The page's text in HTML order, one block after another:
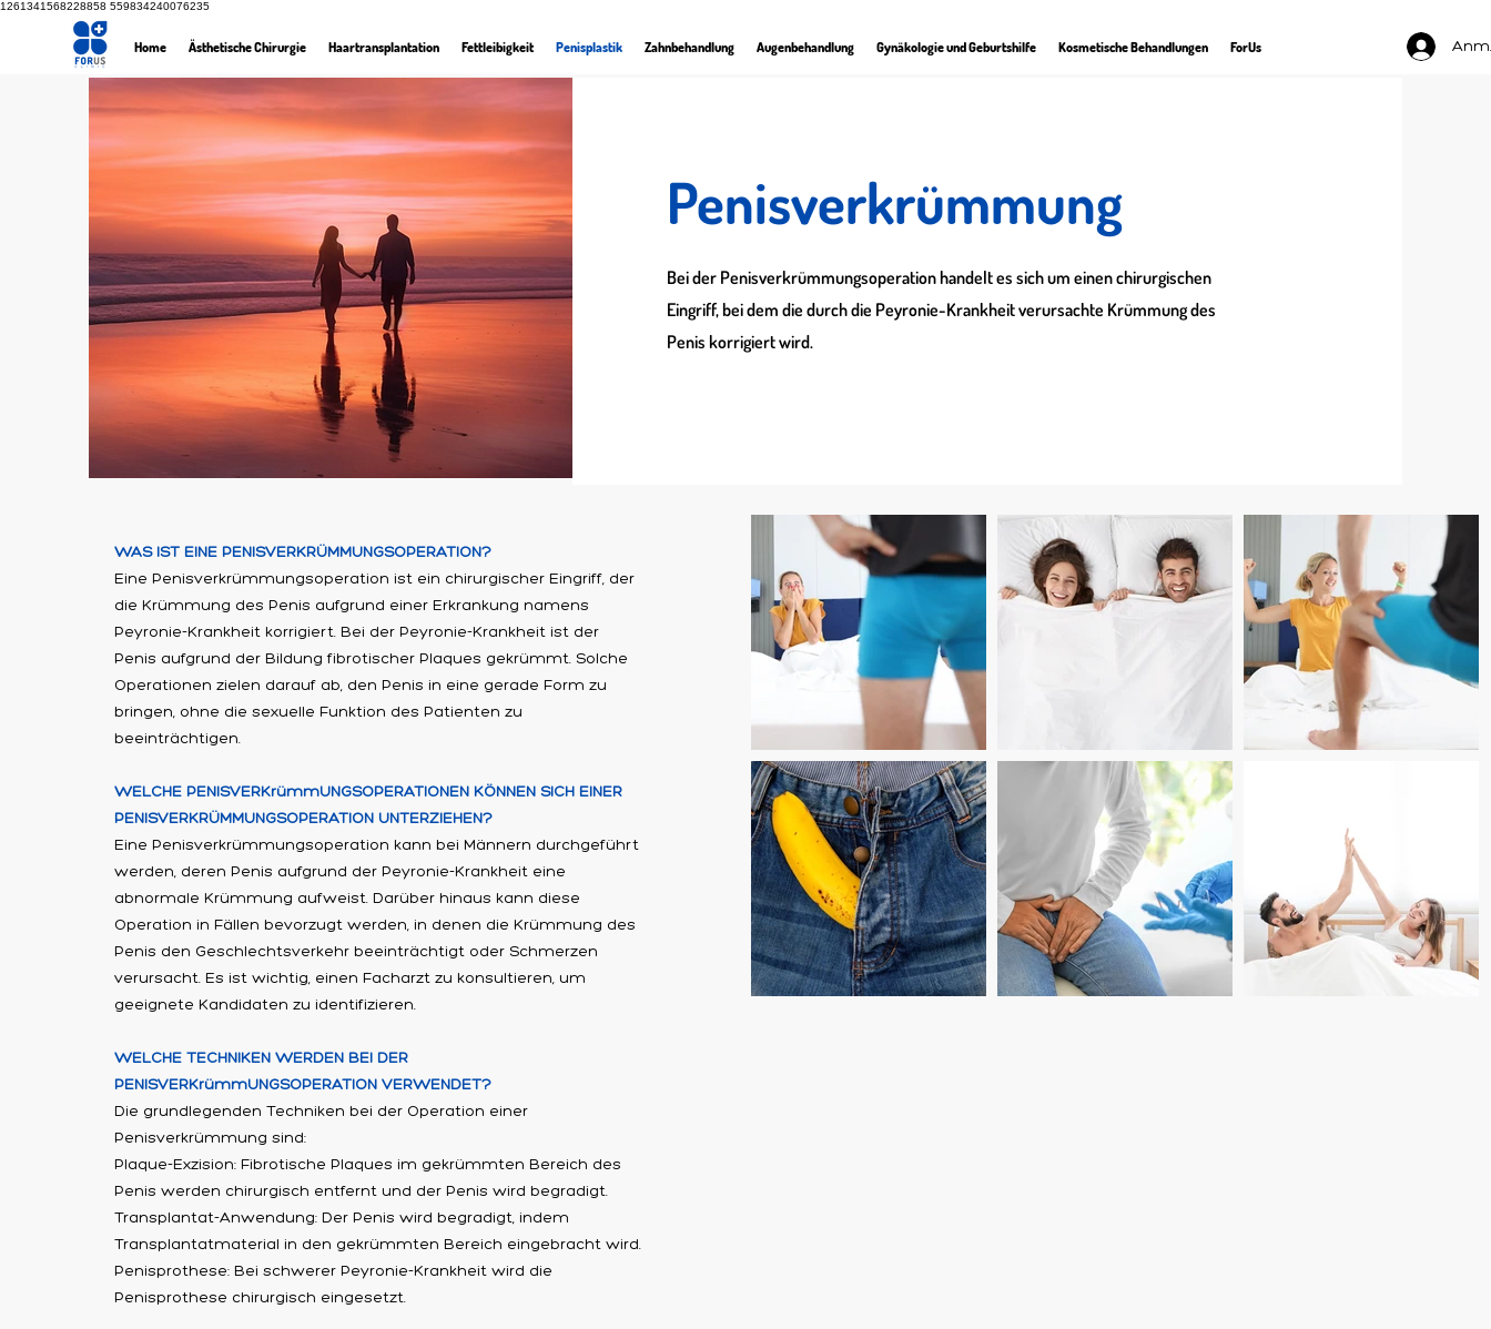
1261341568228858 559834240076235
Home Ästhetische Chirurgie Haartransplantation Fettleibigkeit Penisplastik Zahnbehandlung Augenbehandlung Gynäkologie und Geburtshilfe Kosmetische Behandlungen ForUs
Penisverkrümmung
Bei der Penisverkrümmungsoperation handelt es sich um einen chirurgischen
Eingriff, bei dem die durch die Peyronie-Krankheit verursachte Krümmung des
Penis korrigiert wird.
WAS IST EINE PENISVERKRÜMMUNGSOPERATION?​​
Eine Penisverkrümmungsoperation ist ein chirurgischer Eingriff, der
die Krümmung des Penis aufgrund einer Erkrankung namens
Peyronie-Krankheit korrigiert. Bei der Peyronie-Krankheit ist der
Penis aufgrund der Bildung fibrotischer Plaques gekrümmt. Solche
Operationen zielen darauf ab, den Penis in eine gerade Form zu
bringen, ohne die sexuelle Funktion des Patienten zu
beeinträchtigen.
WELCHE PENISVERKrümmUNGSOPERATIONEN KÖNNEN SICH EINER
PENISVERKRÜMMUNGSOPERATION UNTERZIEHEN?
Eine Penisverkrümmungsoperation kann bei Männern durchgeführt
werden, deren Penis aufgrund der Peyronie-Krankheit eine
abnormale Krümmung aufweist. Darüber hinaus kann diese
Operation in Fällen bevorzugt werden, in denen die Krümmung des
Penis den Geschlechtsverkehr beeinträchtigt oder Schmerzen
verursacht. Es ist wichtig, einen Facharzt zu konsultieren, um
geeignete Kandidaten zu identifizieren.
WELCHE TECHNIKEN WERDEN BEI DER
PENISVERKrümmUNGSOPERATION VERWENDET?
Die grundlegenden Techniken bei der Operation einer
Penisverkrümmung sind:
Plaque-Exzision: Fibrotische Plaques im gekrümmten Bereich des
Penis werden chirurgisch entfernt und der Penis wird begradigt.
Transplantat-Anwendung: Der Penis wird begradigt, indem
Transplantatmaterial in den gekrümmten Bereich eingebracht wird.
Penisprothese: Bei schwerer Peyronie-Krankheit wird die
Penisprothese chirurgisch eingesetzt.